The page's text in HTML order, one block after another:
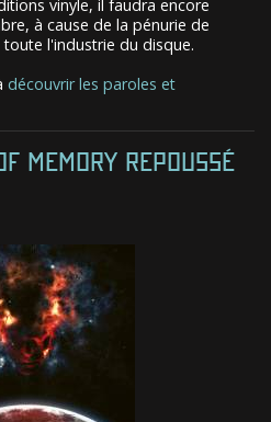
vinyle, il faudra encore
à cause de la pénurie de
l'industrie du disque.
découvrir les paroles et
MEMORY REPOUSSÉ